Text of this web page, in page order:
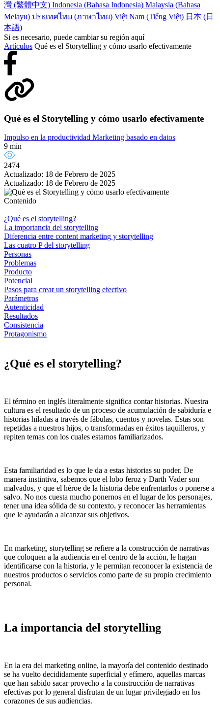
灣 (繁體中文) Indonesia (Bahasa Indonesia) Malaysia (Bahasa
Melayu) ประเทศไทย (ภาษาไทย) Việt Nam (Tiếng Việt) 日本 (日
本語)
Si es necesario, puede cambiar su región aquí
Artículos Qué es el Storytelling y cómo usarlo efectivamente
Qué es el Storytelling y cómo usarlo efectivamente
Impulso en la productividad Marketing basado en datos
9 min
2474
Actualizado: 18 de Febrero de 2025
Actualizado: 18 de Febrero de 2025
Contenido
¿Qué es el storytelling?
La importancia del storytelling
Diferencia entre content marketing y storytelling
Las cuatro P del storytelling
Personas
Problemas
Producto
Potencial
Pasos para crear un storytelling efectivo
Parámetros
Autenticidad
Resultados
Consistencia
Protagonismo
¿Qué es el storytelling?
El término en inglés literalmente significa contar historias. Nuestra
cultura es el resultado de un proceso de acumulación de sabiduría e
historias hiladas a través de fábulas, cuentos y novelas. Estas son
repetidas a nuestros hijos, o transformadas en éxitos taquilleros, y
repiten temas con los cuales estamos familiarizados.
Esta familiaridad es lo que le da a estas historias su poder. De
manera instintiva, sabemos que el lobo feroz y Darth Vader son
malvados, y que el héroe de la historia debe enfrentarlos o ponerse a
salvo. No nos cuesta mucho ponernos en el lugar de los personajes,
tener una idea sólida de su contexto, y reconocer las herramientas
que le ayudarán a alcanzar sus objetivos.
En marketing, storytelling se refiere a la construcción de narrativas
que coloquen a la audiencia en el centro de la acción, le hagan
identificarse con la historia, y le permitan reconocer la existencia de
nuestros productos o servicios como parte de su propio crecimiento
personal.
La importancia del storytelling
En la era del marketing online, la mayoría del contenido destinado
se ha vuelto decididamente superficial y efímero, aquellas marcas
que han sabido sacar provecho a la construcción de narrativas
efectivas por lo general disfrutan de un lugar privilegiado en los
corazones de sus audiencias.